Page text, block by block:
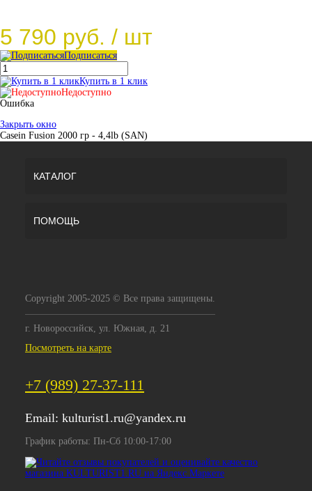
5 790 руб. / шт
Подписаться
Купить в 1 клик
Недоступно
Ошибка
Закрыть окно
Casein Fusion 2000 гр - 4,4lb (SAN)
КАТАЛОГ
ПОМОЩЬ
Copyright 2005-2025 © Все права защищены.
г. Новороссийск, ул. Южная, д. 21
Посмотреть на карте
+7 (989) 27-37-111
Email: kulturist1.ru@yandex.ru
График работы: Пн-Сб 10:00-17:00